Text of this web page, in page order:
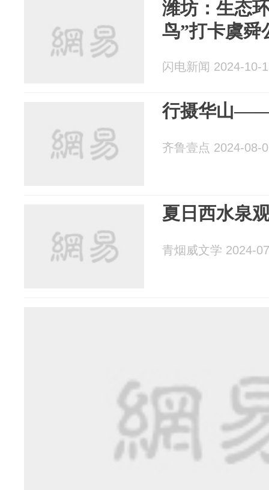
潍坊：生态
鸟”打卡虞舜
闪电新闻 2024-10-
行摄华山——
齐鲁壹点 2024-08-
夏日西水泉
青烟威文学 2024-